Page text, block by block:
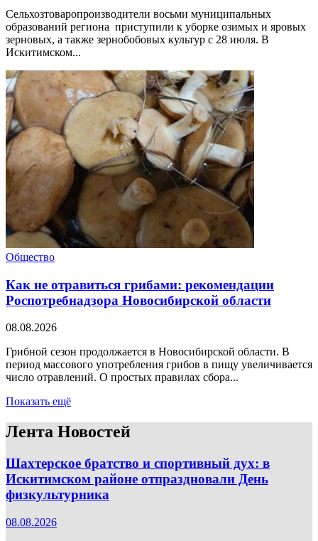
Сельхозтоваропроизводители восьми муниципальных
образований региона приступили к уборке озимых и яровых
зерновых, а также зернобобовых культур с 28 июля. В
Искитимском...
Общество
Как не отравиться грибами: рекомендации
Роспотребнадзора Новосибирской области
08.08.2026
Грибной сезон продолжается в Новосибирской области. В
период массового употребления грибов в пищу увеличивается
число отравлений. О простых правилах сбора...
Показать ещё
Лента Новостей
Шахтерское братство и спортивный дух: в
Искитимском районе отпраздновали День
физкультурника
08.08.2026